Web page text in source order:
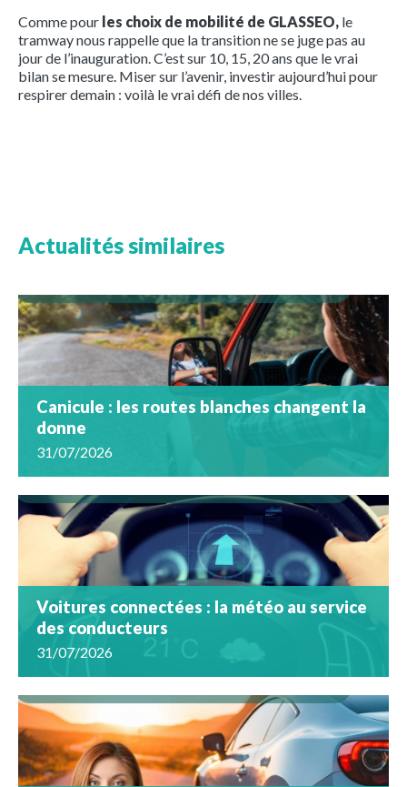
Comme pour les choix de mobilité de GLASSEO, le
tramway nous rappelle que la transition ne se juge pas au
jour de l’inauguration. C’est sur 10, 15, 20 ans que le vrai
bilan se mesure. Miser sur l’avenir, investir aujourd’hui pour
respirer demain : voilà le vrai défi de nos villes.
Actualités similaires
Canicule : les routes blanches changent la
donne
31/07/2026
Voitures connectées : la météo au service
des conducteurs
31/07/2026